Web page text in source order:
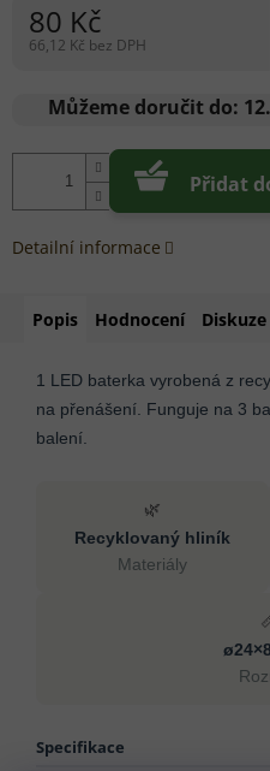
80 Kč
66,12 Kč bez DPH
cena:
Můžeme doručit do:
Přidat
Detailní informace
Popis Hodnocení Diskuze
1 LED baterka vyrobená z
na přenášení. Funguje na 3
balení.
🌿
Recyklovaný hliník
Materiály
Specifikace